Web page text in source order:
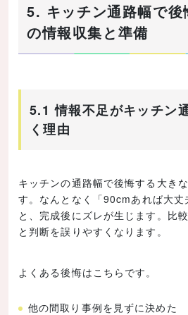
5. キッチン通路幅で後
の情報収集と準備
5.1 情報不足がキッチン
く理由
キッチンの通路幅で後悔する大き
す。なんとなく「90cmあれば大丈
と、完成後にズレが生じます。比
と判断を誤りやすくなります。
よくある後悔はこちらです。
他の間取り事例を見ずに決めた